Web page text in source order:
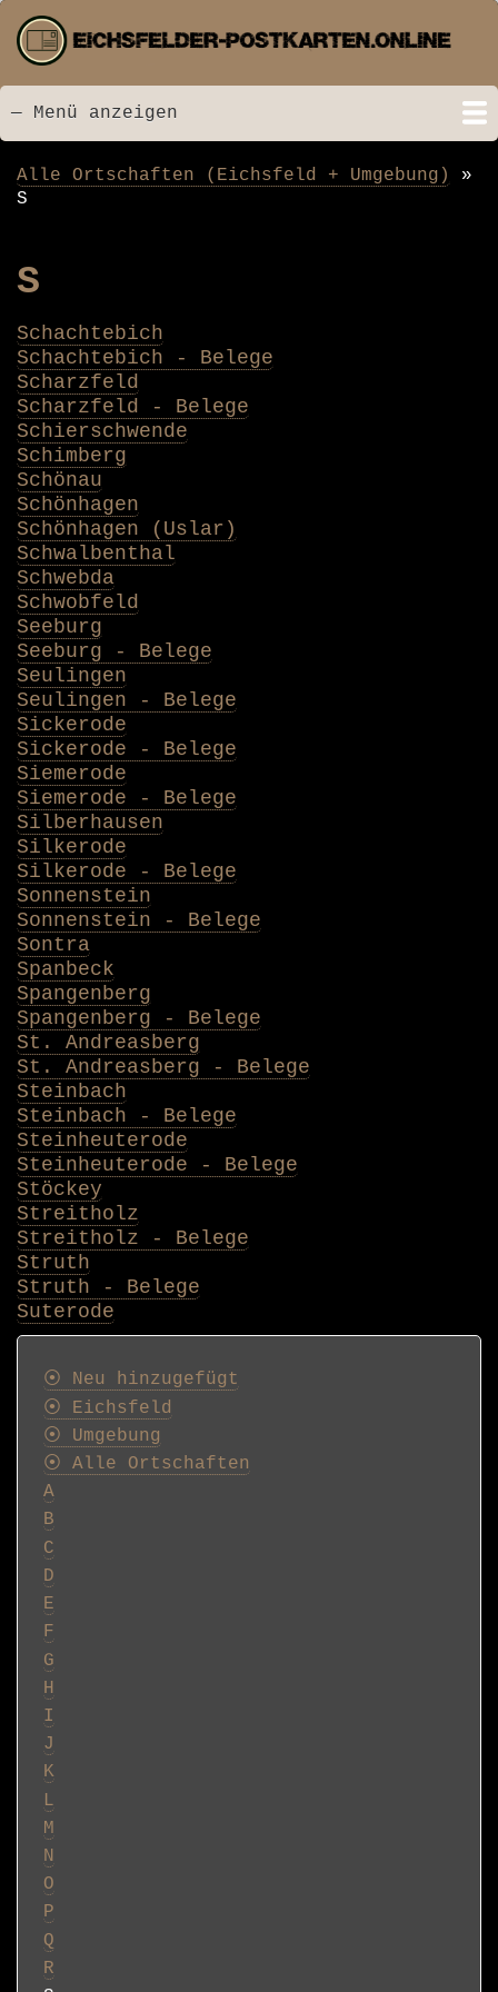
zum
Inhalt
Menü
— Menü anzeigen
Startseite
Neu hinzugefügt
Postkarten
Bildarchiv
Videos
Suche
Kontakt
Links
Spende
Pfadnavigation
Alle Ortschaften (Eichsfeld + Umgebung)
S
S
Schachtebich
Schachtebich - Belege
Scharzfeld
Scharzfeld - Belege
Schierschwende
Schimberg
Schönau
Schönhagen
Schönhagen (Uslar)
Schwalbenthal
Schwebda
Schwobfeld
Seeburg
Seeburg - Belege
Seulingen
Seulingen - Belege
Sickerode
Sickerode - Belege
Siemerode
Siemerode - Belege
Silberhausen
Silkerode
Silkerode - Belege
Sonnenstein
Sonnenstein - Belege
Sontra
Spanbeck
Spangenberg
Spangenberg - Belege
St. Andreasberg
St. Andreasberg - Belege
Steinbach
Steinbach - Belege
Steinheuterode
Steinheuterode - Belege
Stöckey
Streitholz
Streitholz - Belege
Struth
Struth - Belege
Suterode
Postkarten
⦿ Neu hinzugefügt
⦿ Eichsfeld
⦿ Umgebung
⦿ Alle Ortschaften
A
B
C
D
E
F
G
H
I
J
K
L
M
N
O
P
Q
R